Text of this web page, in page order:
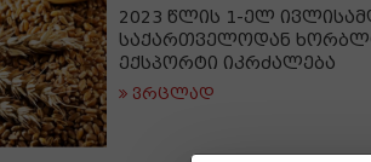
2023 წლის 1-ელ
საქართველოდან
ექსპორტი იკრძალება
ვრცლად